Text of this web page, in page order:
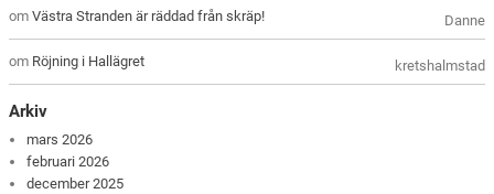
Danne
omVästra Stranden är räddad från skräp!
kretshalmstad
om Röjning i Hallägret
Arkiv
mars 2026
februari 2026
december 2025